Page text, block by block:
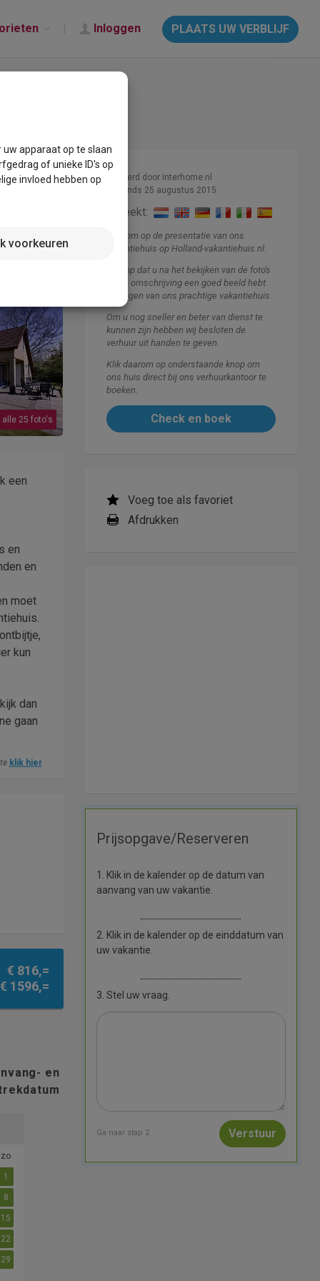
Inloggen PLAATS UW VERBLIJF
alle 25 foto's
een
en
en
moet
kun
dan
gaan
klik hier
€ 816,=
€ 1596,=
en
zo
1
8
15
22
29
Beheerd door Interhome.nl
Lid sinds 25 augustus 2015
Spreekt:
Welkom op de presentatie van ons
vakantiehuis op Holland-vakantiehuis.nl.
Ik hoop dat u na het bekijken van de foto's
en de omschrijving een goed beeld hebt
gekregen van ons prachtige vakantiehuis.
Om u nog sneller en beter van dienst te
kunnen zijn hebben wij besloten de
verhuur uit handen te geven.
Klik daarom op onderstaande knop om
ons huis direct bij ons verhuurkantoor te
boeken.
Check en boek
Voeg toe als favoriet
Afdrukken
Prijsopgave/Reserveren
1. Klik in de kalender op de datum van
aanvang van uw vakantie.
2. Klik in de kalender op de einddatum van
uw vakantie.
3. Stel uw vraag.
Ga naar stap 2
apparaat op te slaan
of unieke ID's op
invloed hebben op
voorkeuren